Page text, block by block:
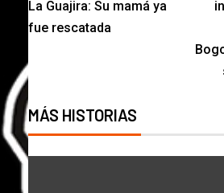
La Guajira: Su mamá ya
fue rescatada
MÁS HISTORIAS